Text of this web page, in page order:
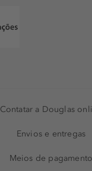
Contatar a Douglas
Envios e entregas
Meios de pagamento